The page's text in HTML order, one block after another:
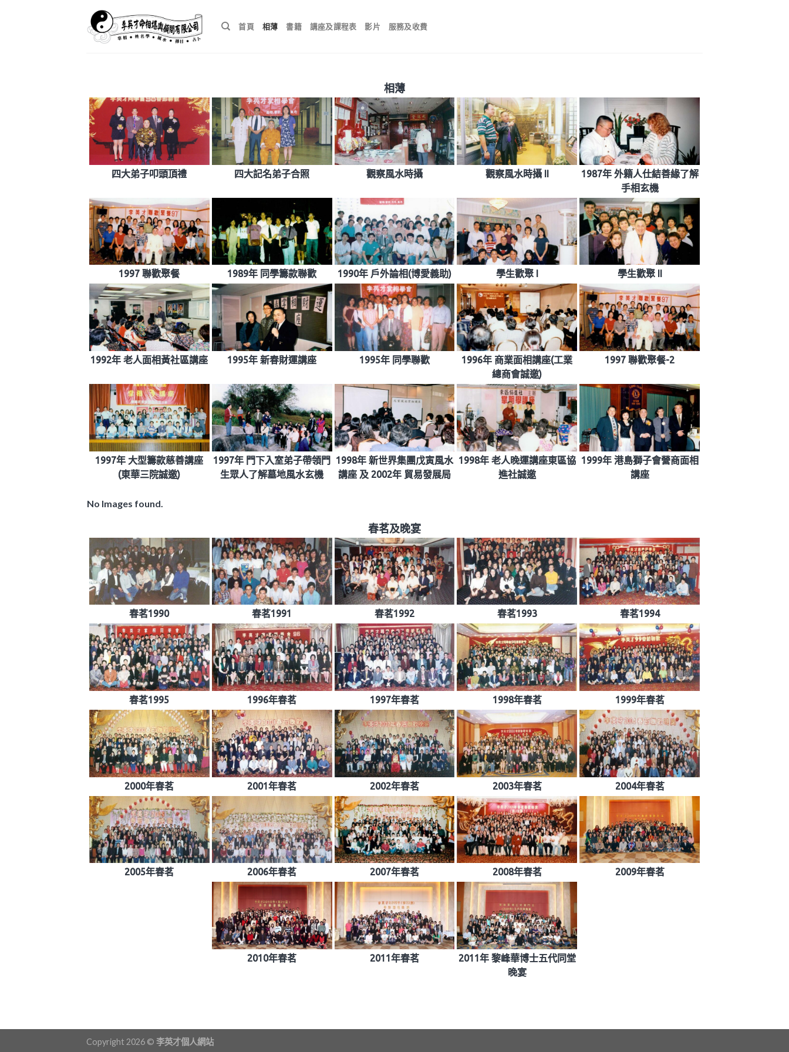
首頁 相薄 書籍 講座及課程表 影片 服務及收費
相薄
四大弟子叩頭頂禮 四大記名弟子合照 觀察風水時攝 觀察風水時攝 II
1987年 外籍人仕結善緣了解
手相玄機
1997 聯歡聚餐 1989年 同學籌款聯歡 1990年 戶外論相(博愛義助) 學生歡聚 I 學生歡聚 II
1992年 老人面相黃社區講座 1995年 新春財運講座 1995年 同學聯歡
1996年 商業面相講座(工業
總商會誠邀)
1997 聯歡聚餐-2
1997年 大型籌款慈善講座
(東華三院誠邀)
1997年 門下入室弟子帶領門
生眾人了解墓地風水玄機
1998年 新世界集團戊寅風水
講座 及 2002年 貿易發展局
1998年 老人晚運講座東區協
進社誠邀
1999年 港島獅子會營商面相
講座
No Images found.
春茗及晚宴
春茗1990 春茗1991 春茗1992 春茗1993 春茗1994
春茗1995 1996年春茗 1997年春茗 1998年春茗 1999年春茗
2000年春茗 2001年春茗 2002年春茗 2003年春茗 2004年春茗
2005年春茗 2006年春茗 2007年春茗 2008年春茗 2009年春茗
2010年春茗 2011年春茗
2011年 黎峰華博士五代同堂
晚宴
Copyright 2026 © 李英才個人網站